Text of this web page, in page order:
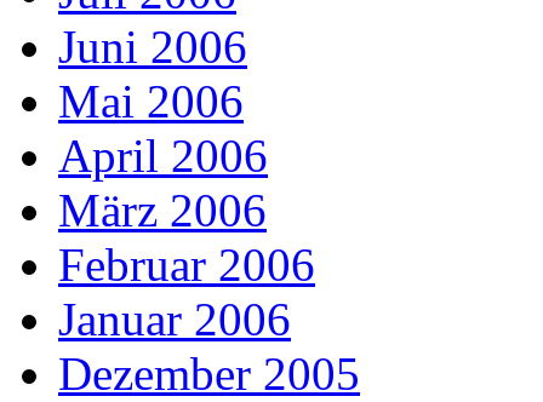
Juni 2006
Mai 2006
April 2006
März 2006
Februar 2006
Januar 2006
Dezember 2005